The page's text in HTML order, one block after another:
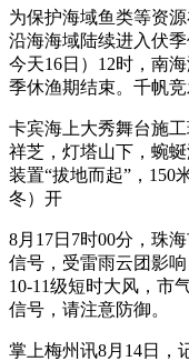
为保护海域鱼类等资
沿海海域陆续进入伏
今天16日）12时，南
季休渔期结束。千帆
卡宾海上大秀舞台施
祥芝，灯塔山下，蜿
装置“拔地而起”，150
冬）开
8月17日7时00分，珠
信号，受雷雨云团影
10-11级短时大风，市
信号，请注意防御。
掌上梅州讯8月14日，